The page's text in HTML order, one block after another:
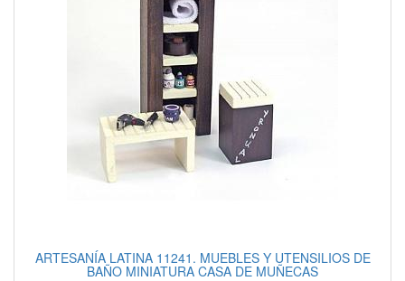
ARTESANÍA LATINA 11241. MUEBLES Y UTENSILIOS DE
BAÑO MINIATURA CASA DE MUÑECAS